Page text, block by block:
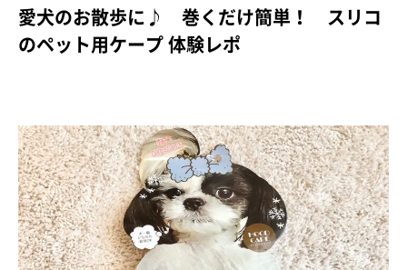
愛犬のお散歩に♪ 巻くだけ簡単！ スリコ
のペット用ケープ 体験レポ